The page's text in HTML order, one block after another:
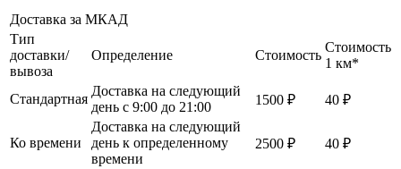
Доставка за МКАД
Тип
доставки/
вывоза
Определение Стоимость
Стоимость
1 км*
Стандартная
Доставка на следующий
день с 9:00 до 21:00
1500 ₽ 40 ₽
Ко времени
Доставка на следующий
день к определенному
времени
2500 ₽ 40 ₽